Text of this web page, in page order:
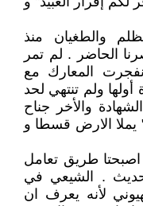
والطغيان منذ
الحاضر . لم تمر
المعارك مع
أولها ولم تنتهي لحد
والأخر جناح
يملا الارض قسطا و
اصبحتا طريق تعامل
. الشيعي في
لأنه يعرف ان